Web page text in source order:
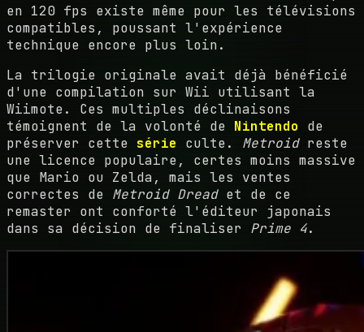
en 120 fps existe même pour les télévisions
compatibles, poussant l'expérience
technique encore plus loin.
La trilogie originale avait déjà bénéficié
d'une compilation sur Wii utilisant la
Wiimote. Ces multiples déclinaisons
témoignent de la volonté de Nintendo de
préserver cette série culte. Metroidreste
une licence populaire, certes moins massive
que Mario ou Zelda, mais les ventes
correctes de Metroid Dreadet de ce
remaster ont conforté l'éditeur japonais
dans sa décision de finaliser Prime 4.